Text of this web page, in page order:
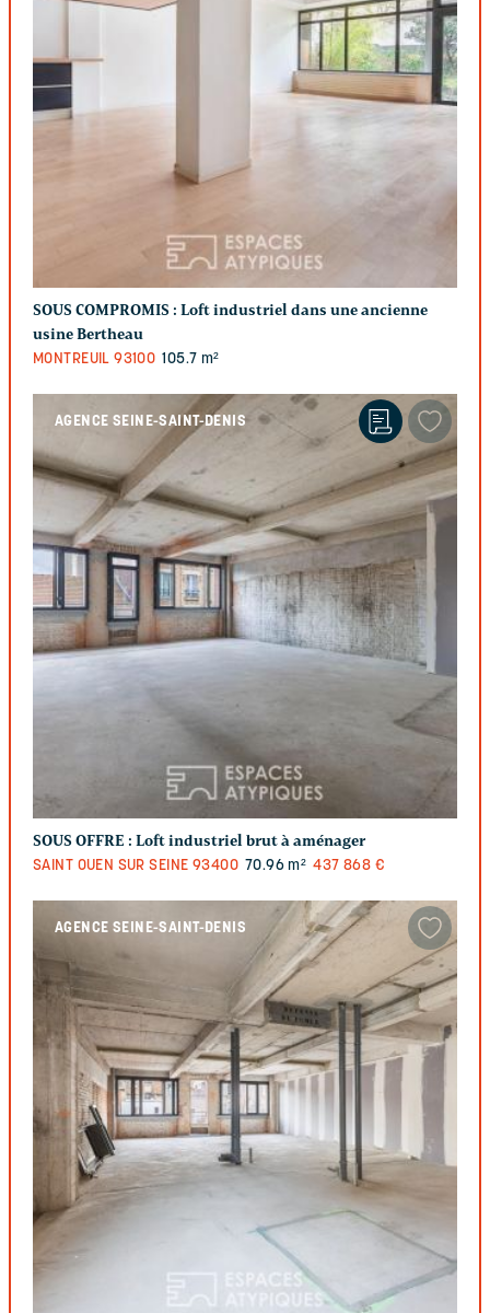
SOUS COMPROMIS : Loft industriel dans une ancienne
usine Bertheau
MONTREUIL 93100 105.7 m²
AGENCE SEINE-SAINT-DENIS
SOUS OFFRE : Loft industriel brut à aménager
SAINT OUEN SUR SEINE 93400 70.96 m² 437 868 €
AGENCE SEINE-SAINT-DENIS